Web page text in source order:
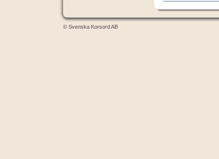
© Svenska Korsord AB